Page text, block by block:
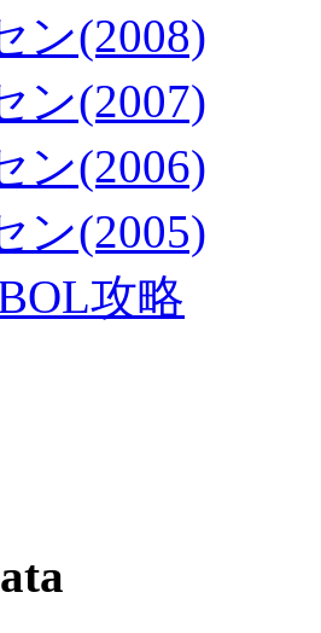
ン(2008)
ン(2007)
ン(2006)
ン(2005)
攻略